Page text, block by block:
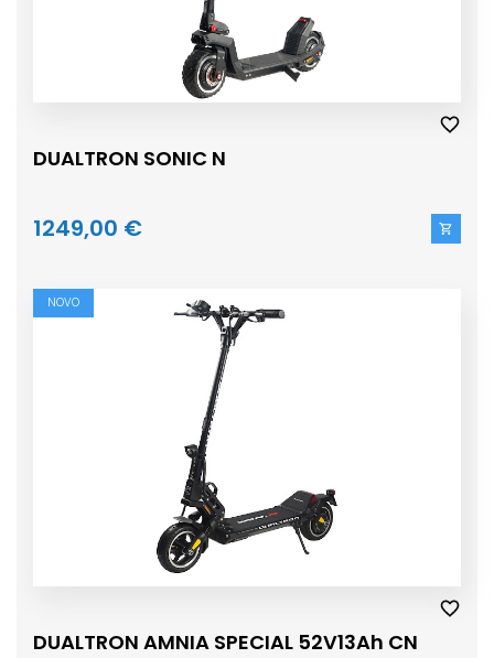
DUALTRON SONIC N
1249,00 €
NOVO
DUALTRON AMNIA SPECIAL 52V13Ah CN